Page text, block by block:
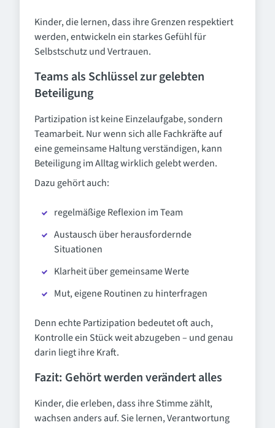
Kinder, die lernen, dass ihre Grenzen respektiert
werden, entwickeln ein starkes Gefühl für
Selbstschutz und Vertrauen.
Teams als Schlüssel zur gelebten
Beteiligung
Partizipation ist keine Einzelaufgabe, sondern
Teamarbeit. Nur wenn sich alle Fachkräfte auf
eine gemeinsame Haltung verständigen, kann
Beteiligung im Alltag wirklich gelebt werden.
Dazu gehört auch:
regelmäßige Reflexion im Team
Austausch über herausfordernde
Situationen
Klarheit über gemeinsame Werte
Mut, eigene Routinen zu hinterfragen
Denn echte Partizipation bedeutet oft auch,
Kontrolle ein Stück weit abzugeben – und genau
darin liegt ihre Kraft.
Fazit: Gehört werden verändert alles
Kinder, die erleben, dass ihre Stimme zählt,
wachsen anders auf. Sie lernen, Verantwortung